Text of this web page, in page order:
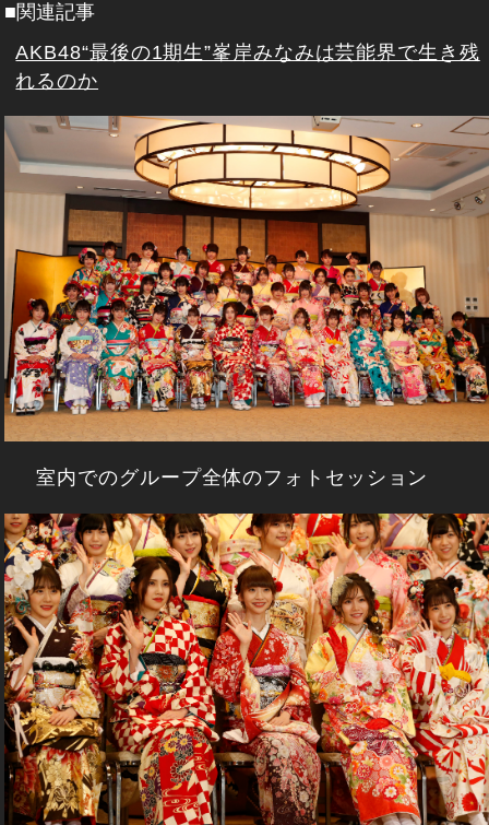
■関連記事
AKB48“最後の1期生”峯岸みなみは芸能界で生き残
れるのか
室内でのグループ全体のフォトセッション